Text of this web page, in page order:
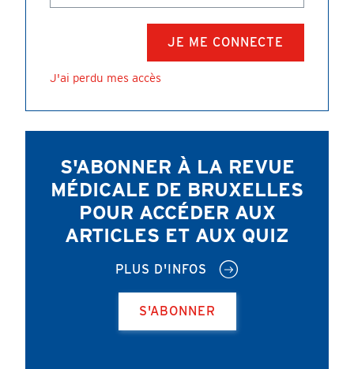
J'ai perdu mes accès
S'ABONNER À LA REVUE
MÉDICALE DE BRUXELLES
POUR ACCÉDER AUX
ARTICLES ET AUX QUIZ
PLUS D'INFOS
S'ABONNER